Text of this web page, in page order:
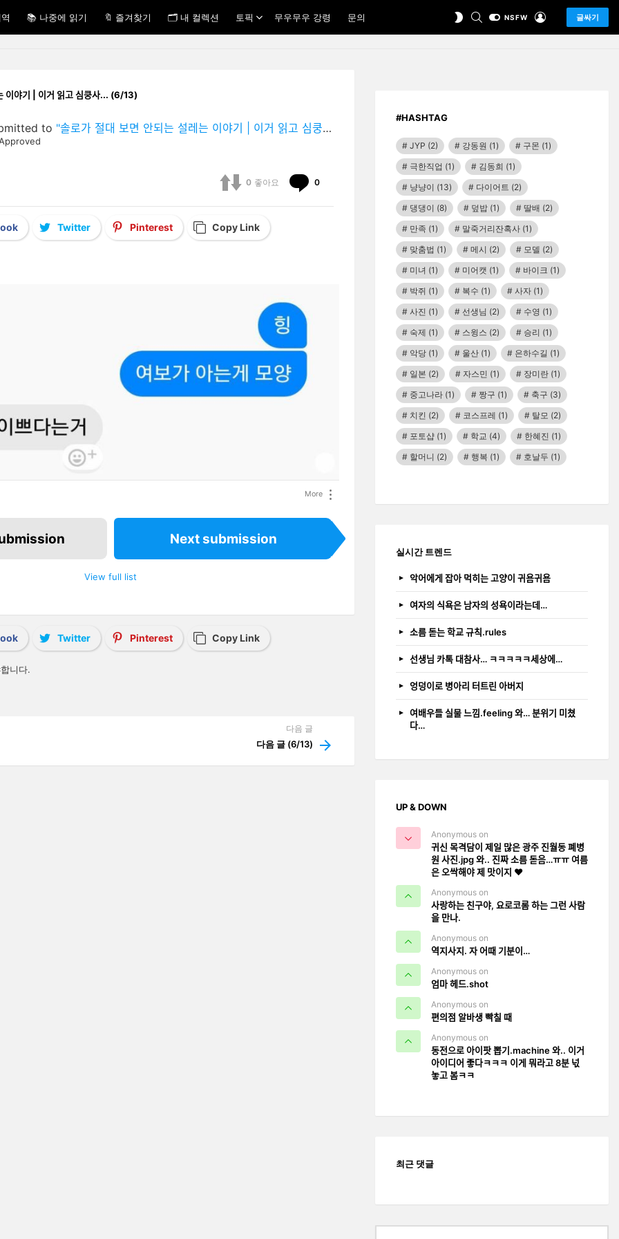
📚 나중에 읽기 🔖 즐겨찾기 🗂 내 컬렉션 토픽 무우무우 강령 문의
SWITCHSEARCHNSFW 글싸기
이야기 | 이거 읽고 심쿵사... (6/13)
to "솔로가 절대 보면 안되는 설레는 이야기 | 이거 읽고 심쿵사…"
0 좋아요 0
Twitter Pinterest Copy Link
More
Next submission
View full list
Twitter Pinterest Copy Link
니다.
다음 글
다음 글 (6/13)
#HASHTAG
JYP (2) 강동원 (1) 구몬 (1)
극한직업 (1) 김동희 (1)
냥냥이 (13) 다이어트 (2)
댕댕이 (8) 덮밥 (1) 딸배 (2)
만족 (1) 말죽거리잔혹사 (1)
맞춤법 (1) 메시 (2) 모델 (2)
미녀 (1) 미어캣 (1) 바이크 (1)
박쥐 (1) 복수 (1) 사자 (1)
사진 (1) 선생님 (2) 수영 (1)
숙제 (1) 스윙스 (2) 승리 (1)
악당 (1) 울산 (1) 은하수길 (1)
일본 (2) 자스민 (1) 장미란 (1)
중고나라 (1) 짱구 (1) 축구 (3)
치킨 (2) 코스프레 (1) 탈모 (2)
포토샵 (1) 학교 (4) 한혜진 (1)
할머니 (2) 행복 (1) 호날두 (1)
실시간 트렌드
악어에게 잡아 먹히는 고양이 귀욤귀욤
여자의 식욕은 남자의 성욕이라는데…
소름 돋는 학교 규칙.rules
선생님 카톡 대참사… ㅋㅋㅋㅋㅋ세상에…
엉덩이로 병아리 터트린 아버지
여배우들 실물 느낌.feeling 와… 분위기 미쳤
다…
UP & DOWN
Anonymous on
귀신 목격담이 제일 많은 광주 진월동 폐병
원 사진.jpg 와.. 진짜 소름 돋음…ㅠㅠ 여름
은 오싹해야 제 맛이지 ❤️
Anonymous on
사랑하는 친구야, 요로코롬 하는 그런 사람
을 만나.
Anonymous on
역지사지. 자 어때 기분이…
Anonymous on
엄마 헤드.shot
Anonymous on
편의점 알바생 빡칠 때
Anonymous on
동전으로 아이팟 뽑기.machine 와.. 이거
아이디어 좋다ㅋㅋㅋ 이게 뭐라고 8분 넋
놓고 봄ㅋㅋ
최근 댓글